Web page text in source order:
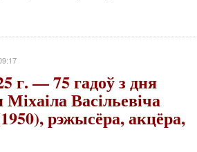
г. — 75 гадоў з дня
Васільевіча
рэжысёра, акцёра,